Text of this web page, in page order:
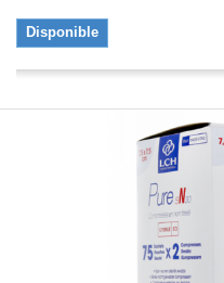
Disponible